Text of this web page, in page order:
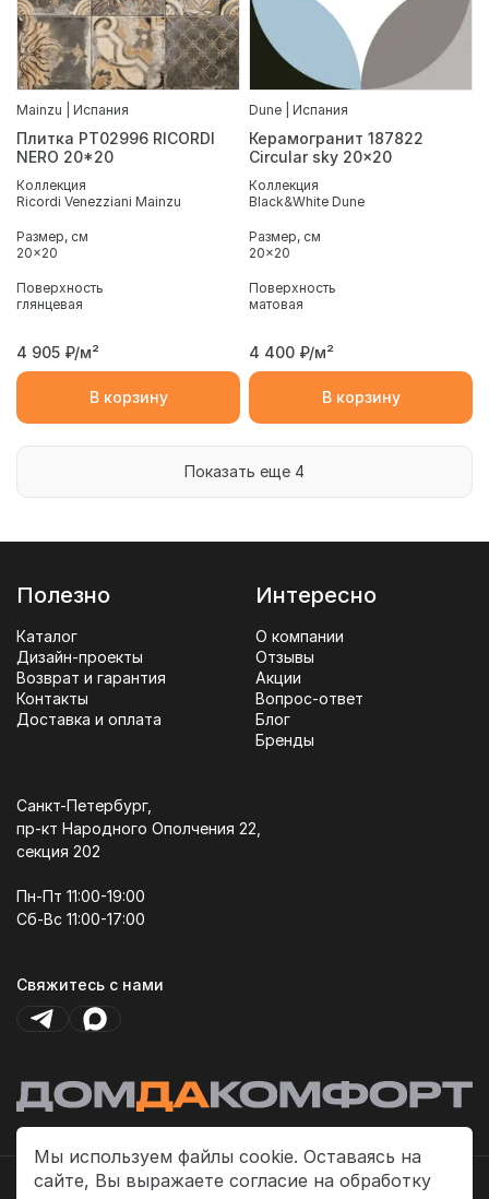
Мы используем файлы cookie. Оставаясь на
сайте, Вы выражаете согласие на обработку
Mainzu | Испания
Плитка PT02996 RICORDI
NERO 20*20
Коллекция
Ricordi Venezziani Mainzu
Размер, см
20x20
Поверхность
глянцевая
4 905 ₽/м²
В корзину
Dune | Испания
Керамогранит 187822
Circular sky 20x20
Коллекция
Black&White Dune
Размер, см
20x20
Поверхность
матовая
4 400 ₽/м²
В корзину
Показать еще 4
Полезно
Каталог
Дизайн-проекты
Возврат и гарантия
Контакты
Доставка и оплата
Интересно
О компании
Отзывы
Акции
Вопрос-ответ
Блог
Бренды
Санкт-Петербург,
пр-кт Народного Ополчения 22,
секция 202
Пн-Пт 11:00-19:00
Сб-Вс 11:00-17:00
Свяжитесь с нами
Политика платежей